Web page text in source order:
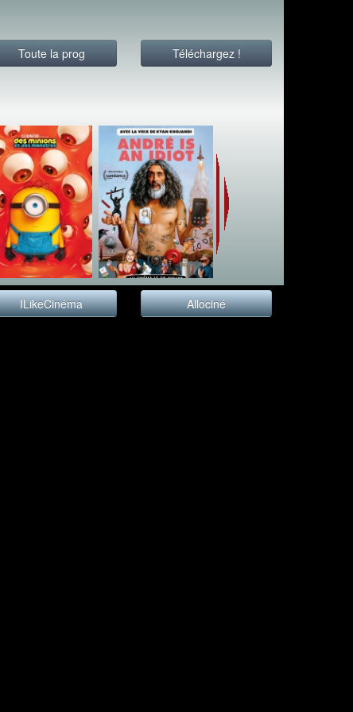
Toute la prog Téléchargez !
ILikeCinéma Allociné